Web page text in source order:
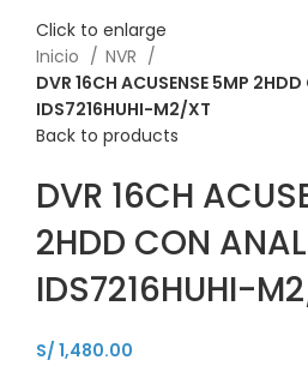
Click to enlarge
Inicio
NVR
DVR 16CH ACUSENSE 5MP
IDS7216HUHI-M2/XT
Back to products
DVR 16CH
2HDD CON
IDS7216HUHI-
S/ 1,480.00